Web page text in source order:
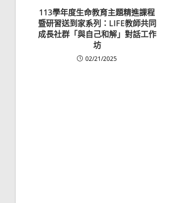
113學年度生命教育主題精進課程
暨研習送到家系列：LIFE教師共同
成長社群「與自己和解」對話工作
坊
02/21/2025